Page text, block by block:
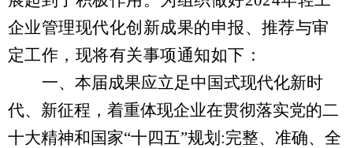
企业管理现代化创新成果的申报、推荐与审
定工作，现将有关事项通知如下：
一、本届成果应立足中国式现代化新时
代、新征程，着重体现企业在贯彻落实党的二
十大精神和国家“十四五”规划:完整、准确、全